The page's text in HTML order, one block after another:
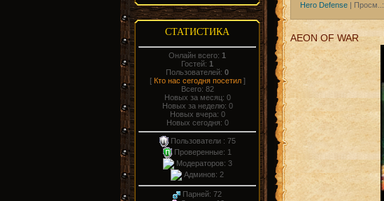
СТАТИСТИКА
Онлайн всего: 1
Гостей: 1
Пользователей: 0
[ Кто нас сегодня посетил]
Всего: 82
Новых за месяц: 0
Новых за неделю: 0
Новых вчера: 0
Новых сегодня: 0
Пользователи : 75
Проверенные: 1
Модераторов: 3
Админов: 2
Парней: 72
Hero Defense | Просм..:
AEON OF WAR